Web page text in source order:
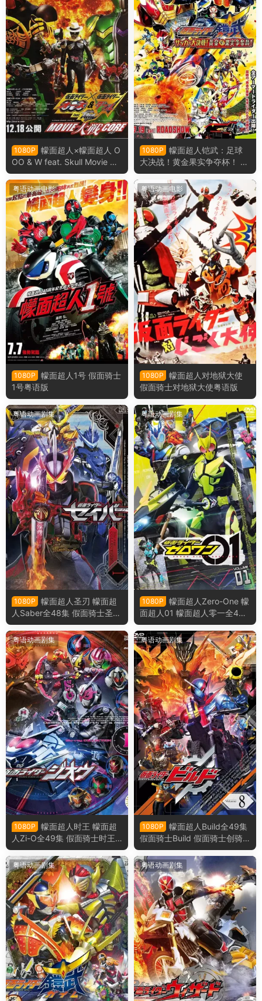
1080P
幪面超人×幪面超人 O
OO & W feat. Skull Movie 大
战 Core 假面骑士×假面骑士 O
OO & W feat. Skull Movie 大
战 Core粤语版
1080P
幪面超人铠武：足球
大决战！黄金果实争夺杯！ 假
面骑士铠武：足球大决战！黄
金果实争夺杯！粤语版
粤语动画电影
1080P
幪面超人1号 假面骑士
1号粤语版
粤语动画电影
1080P
幪面超人对地狱大使
假面骑士对地狱大使粤语版
粤语动画剧集
1080P
幪面超人圣刃 幪面超
人Saber全48集 假面骑士圣刃
假面骑士Saber粤语版
粤语动画剧集
1080P
幪面超人Zero-One 幪
面超人01 幪面超人零一全46
集 假面骑士Zero-One 假面骑
士01 假面骑士零一 粤语版
粤语动画剧集
1080P
幪面超人时王 幪面超
人Zi-O全49集 假面骑士时王
假面骑士Zi-O粤语版
粤语动画剧集
1080P
幪面超人Build全49集
假面骑士Build 假面骑士创骑
粤语版
粤语动画剧集 粤语动画剧集